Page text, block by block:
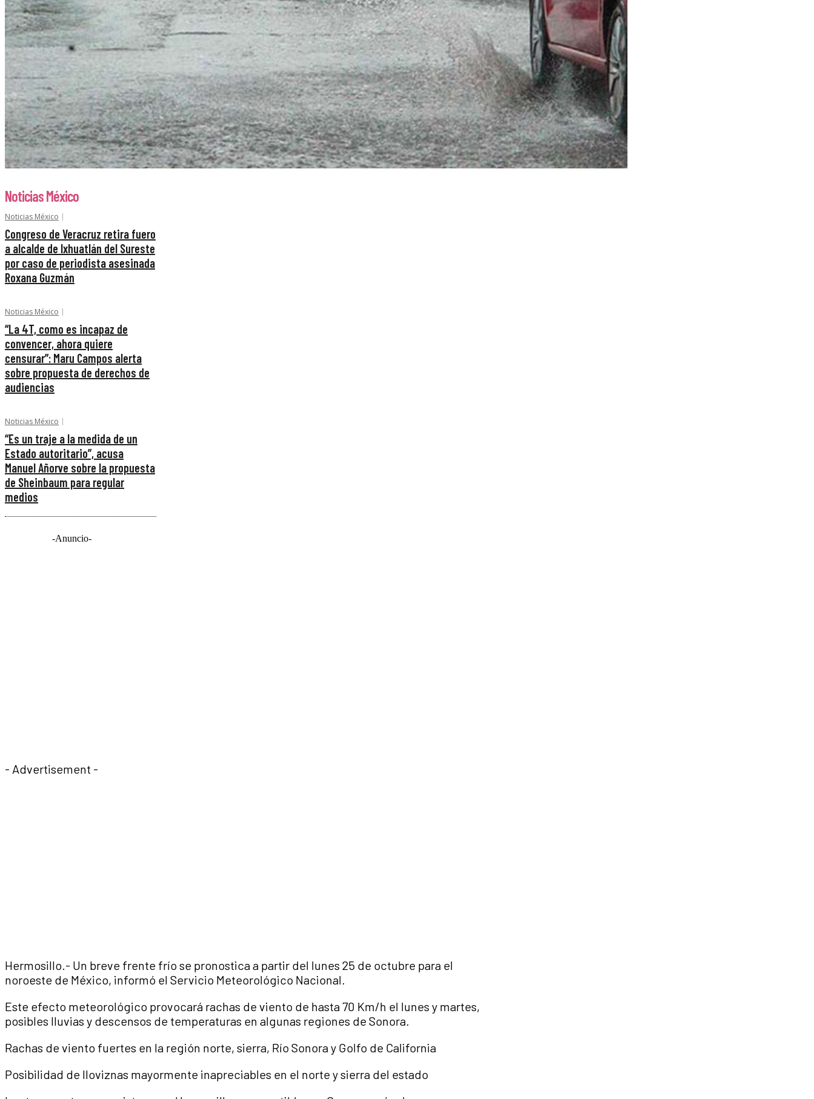
Noticias México
Noticias México
Congreso de Veracruz retira fuero
a alcalde de Ixhuatlán del Sureste
por caso de periodista asesinada
Roxana Guzmán
Noticias México
“La 4T, como es incapaz de
convencer, ahora quiere
censurar”: Maru Campos alerta
sobre propuesta de derechos de
audiencias
Noticias México
“Es un traje a la medida de un
Estado autoritario”, acusa
Manuel Añorve sobre la propuesta
de Sheinbaum para regular
medios
-Anuncio-
- Advertisement -
Hermosillo.- Un breve frente frío se pronostica a partir del lunes 25 de octubre para el
noroeste de México, informó el Servicio Meteorológico Nacional.
Este efecto meteorológico provocará rachas de viento de hasta 70 Km/h el lunes y martes,
posibles lluvias y descensos de temperaturas en algunas regiones de Sonora.
Rachas de viento fuertes en la región norte, sierra, Río Sonora y Golfo de California
Posibilidad de lloviznas mayormente inapreciables en el norte y sierra del estado